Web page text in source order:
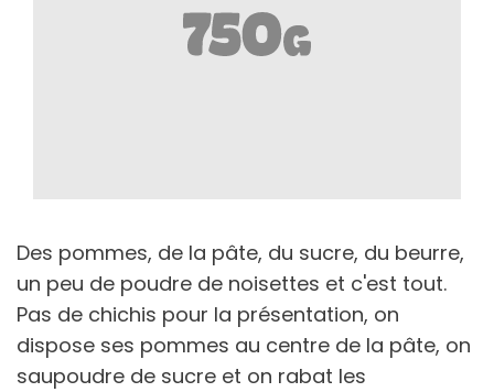
Des pommes, de la pâte, du sucre, du beurre,
un peu de poudre de noisettes et c'est tout.
Pas de chichis pour la présentation, on
dispose ses pommes au centre de la pâte, on
saupoudre de sucre et on rabat les